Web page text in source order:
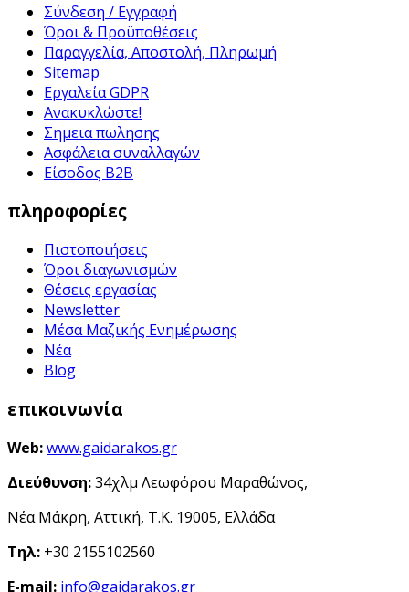
Σύνδεση / Εγγραφή
Όροι & Προϋποθέσεις
Παραγγελία, Αποστολή, Πληρωμή
Sitemap
Εργαλεία GDPR
Ανακυκλώστε!
Σημεια πωλησης
Ασφάλεια συναλλαγών
Είσοδος B2B
πληροφορίες
Πιστοποιήσεις
Όροι διαγωνισμών
Θέσεις εργασίας
Newsletter
Μέσα Μαζικής Ενημέρωσης
Νέα
Blog
επικοινωνία
Web:www.gaidarakos.gr
Διεύθυνση:34χλμ Λεωφόρου Μαραθώνος,
Νέα Μάκρη, Αττική, Τ.Κ. 19005, Ελλάδα
Τηλ: +30 2155102560
E-mail: info@gaidarakos.gr